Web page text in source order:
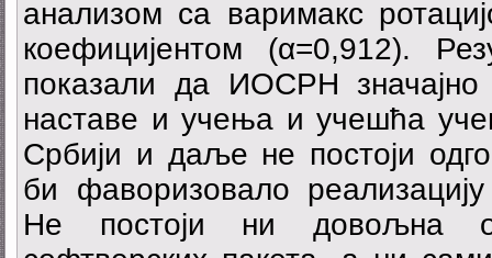
анализом са варимакс
коефицијентом (α=0,912).
показали да ИОСРН значајно
наставе и учења и учешћа
Србији и даље не постоји
би фаворизовало
Не постоји ни довољна